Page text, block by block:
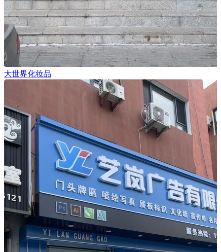
大世界化妆品